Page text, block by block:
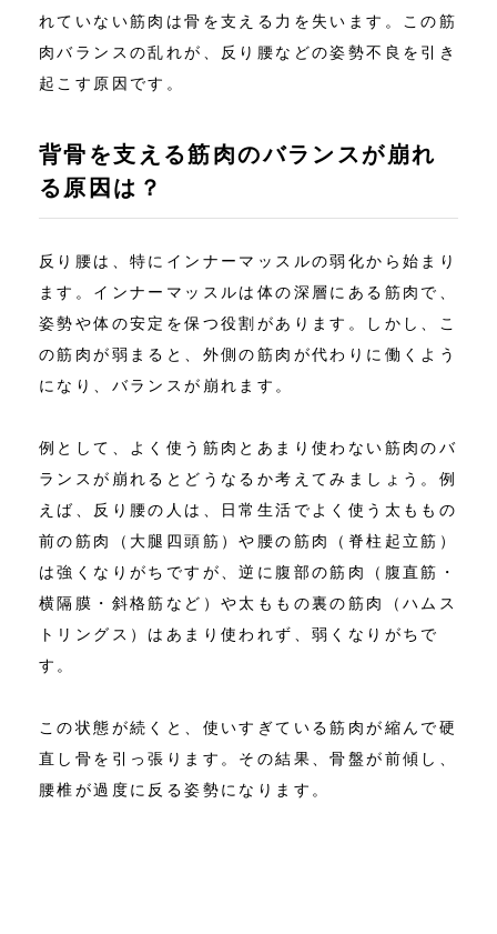
れていない筋肉は骨を支える力を失います。この筋
肉バランスの乱れが、反り腰などの姿勢不良を引き
起こす原因です。
背骨を支える筋肉のバランスが崩れ
る原因は？
反り腰は、特にインナーマッスルの弱化から始まり
ます。インナーマッスルは体の深層にある筋肉で、
姿勢や体の安定を保つ役割があります。しかし、こ
の筋肉が弱まると、外側の筋肉が代わりに働くよう
になり、バランスが崩れます。
例として、よく使う筋肉とあまり使わない筋肉のバ
ランスが崩れるとどうなるか考えてみましょう。例
えば、反り腰の人は、日常生活でよく使う太ももの
前の筋肉（大腿四頭筋）や腰の筋肉（脊柱起立筋）
は強くなりがちですが、逆に腹部の筋肉（腹直筋・
横隔膜・斜格筋など）や太ももの裏の筋肉（ハムス
トリングス）はあまり使われず、弱くなりがちで
す。
この状態が続くと、使いすぎている筋肉が縮んで硬
直し骨を引っ張ります。その結果、骨盤が前傾し、
腰椎が過度に反る姿勢になります。